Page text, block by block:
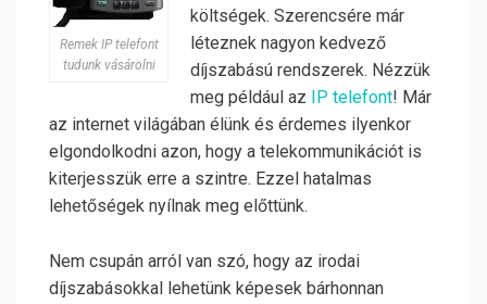
Remek IP telefont
tudunk vásárolni
költségek. Szerencsére már
léteznek nagyon kedvező
díjszabású rendszerek. Nézzük
meg például az
IP telefont! Már
az internet világában élünk és érdemes ilyenkor
elgondolkodni azon, hogy a telekommunikációt is
kiterjesszük erre a szintre. Ezzel hatalmas
lehetőségek nyílnak meg előttünk.
Nem csupán arról van szó, hogy az irodai
díjszabásokkal lehetünk képesek bárhonnan